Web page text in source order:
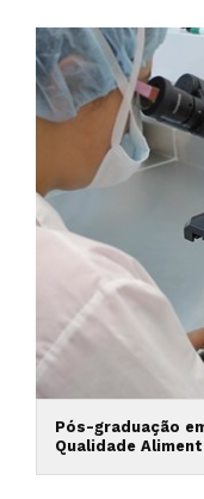
Pós-graduação
Qualidade